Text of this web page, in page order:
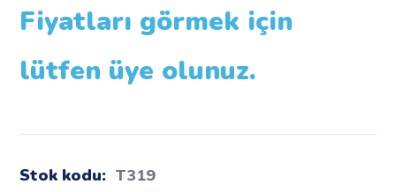
Fiyatları görmek için
lütfen üye olunuz.
Stok kodu: T319